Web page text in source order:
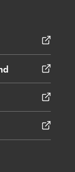
Öppnas
i